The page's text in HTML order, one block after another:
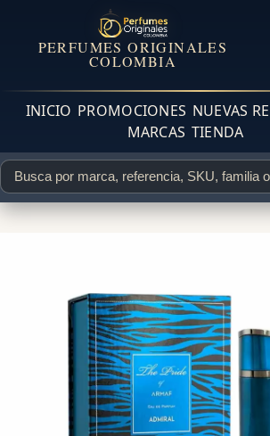
PERFUMES ORIGINALES
COLOMBIA
INICIO PROMOCIONES NUEVAS
MARCAS TIENDA